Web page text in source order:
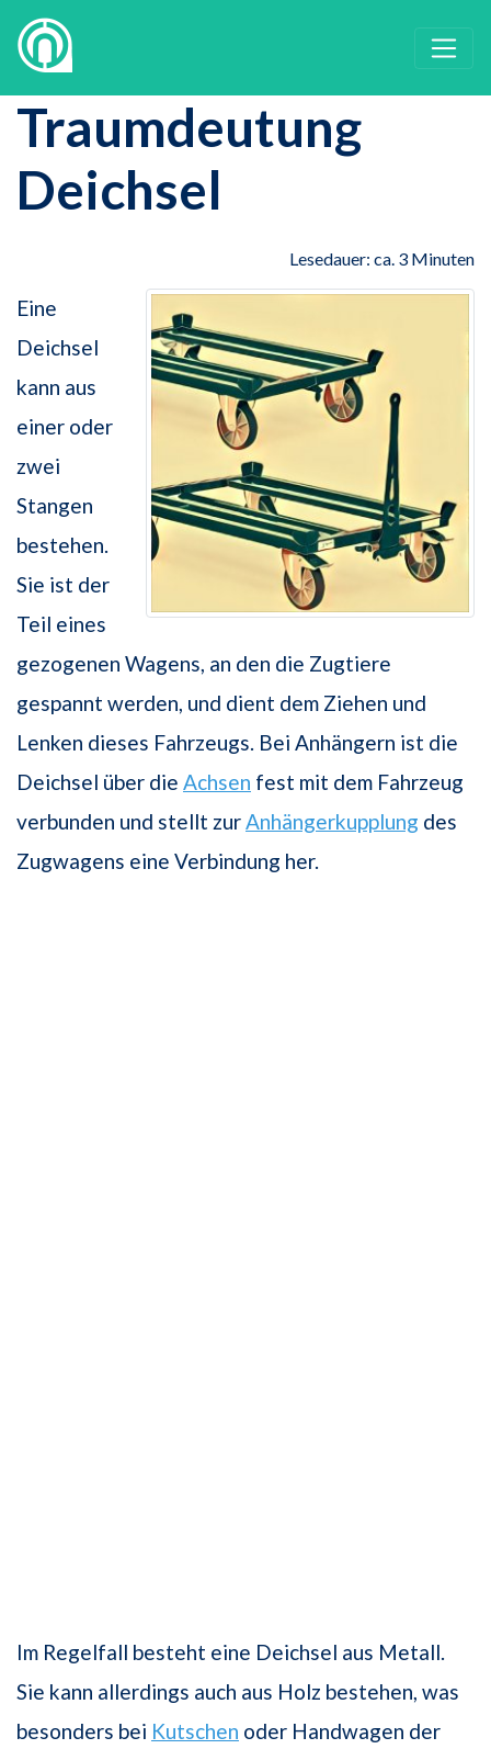
Traumdeutung
Deichsel
Lesedauer: ca. 3 Minuten
Eine
Deichsel
kann aus
einer oder
zwei
Stangen
bestehen.
Sie ist der
Teil eines
gezogenen Wagens, an den die Zugtiere
gespannt werden, und dient dem Ziehen und
Lenken dieses Fahrzeugs. Bei Anhängern ist die
Deichsel über die Achsen fest mit dem Fahrzeug
verbunden und stellt zurAnhängerkupplung des
Zugwagens eine Verbindung her.
Im Regelfall besteht eine Deichsel aus Metall.
Sie kann allerdings auch aus Holz bestehen, was
besonders bei Kutschen oder Handwagen der